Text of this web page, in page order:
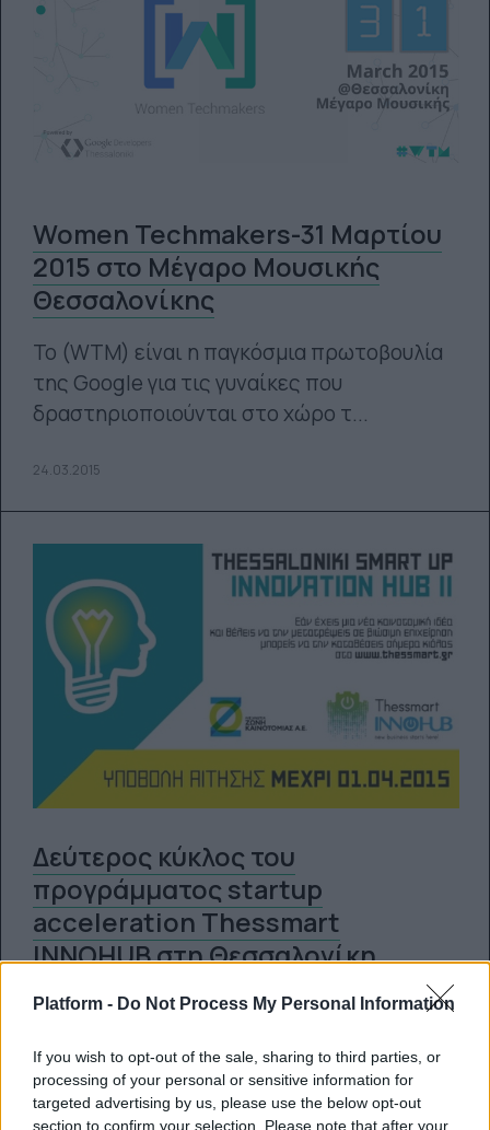
Platform - Do Not Process My Personal Information
If you wish to opt-out of the sale, sharing to third parties, or
processing of your personal or sensitive information for
targeted advertising by us, please use the below opt-out
section to confirm your selection. Please note that after your
Women Techmakers-31 Μαρτίου
2015 στο Μέγαρο Μουσικής
Θεσσαλονίκης
Το (WTM) είναι η παγκόσμια πρωτοβουλία
της Google για τις γυναίκες που
δραστηριοποιούνται στο χώρο τ...
24.03.2015
Δεύτερος κύκλος του
προγράμματος startup
acceleration Thessmart
INNOHUB στη Θεσσαλονίκη
Η 1η Απριλίου καταληκτική ημερομηνία
24.03.2015